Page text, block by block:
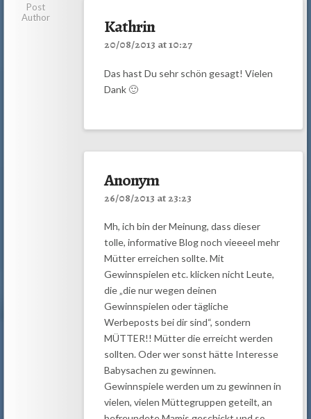
Post
Author
Kathrin
20/08/2013 at 10:27
Das hast Du sehr schön gesagt! Vielen
Dank 🙂
Anonym
26/08/2013 at 23:23
Mh, ich bin der Meinung, dass dieser
tolle, informative Blog noch vieeeel mehr
Mütter erreichen sollte. Mit
Gewinnspielen etc. klicken nicht Leute,
die „die nur wegen deinen
Gewinnspielen oder tägliche
Werbeposts bei dir sind“, sondern
MÜTTER!! Mütter die erreicht werden
sollten. Oder wer sonst hätte Interesse
Babysachen zu gewinnen.
Gewinnspiele werden um zu gewinnen in
vielen, vielen Müttegruppen geteilt, an